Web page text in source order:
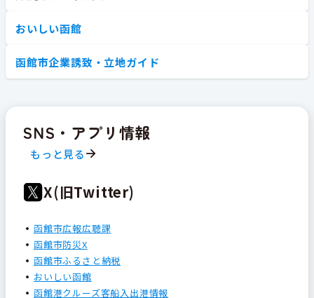
おいしい函館
函館市企業誘致・立地ガイド
SNS・アプリ情報
もっと見る
X(旧Twitter)
函館市広報広聴課
函館市防災X
函館市ふるさと納税
おいしい函館
函館港クルーズ客船入出港情報